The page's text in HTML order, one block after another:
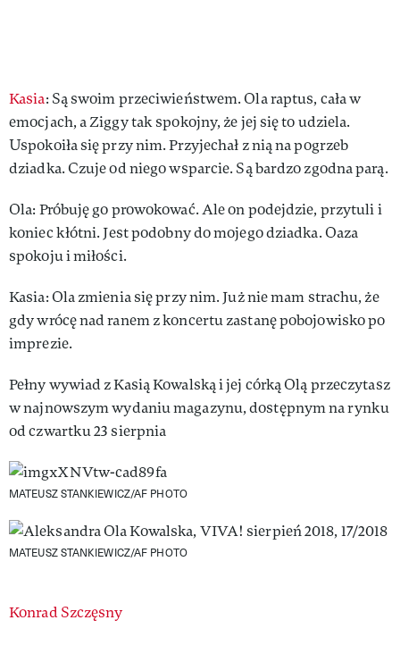
Kasia: Są swoim przeciwieństwem. Ola raptus, cała w
emocjach, a Ziggy tak spokojny, że jej się to udziela.
Uspokoiła się przy nim. Przyjechał z nią na pogrzeb
dziadka. Czuje od niego wsparcie. Są bardzo zgodna parą.
Ola: Próbuję go prowokować. Ale on podejdzie, przytuli i
koniec kłótni. Jest podobny do mojego dziadka. Oaza
spokoju i miłości.
Kasia: Ola zmienia się przy nim. Już nie mam strachu, że
gdy wrócę nad ranem z koncertu zastanę pobojowisko po
imprezie.
Pełny wywiad z Kasią Kowalską i jej córką Olą przeczytasz
w najnowszym wydaniu magazynu, dostępnym na rynku
od czwartku 23 sierpnia
MATEUSZ STANKIEWICZ/AF PHOTO
MATEUSZ STANKIEWICZ/AF PHOTO
Authors
Konrad Szczęsny